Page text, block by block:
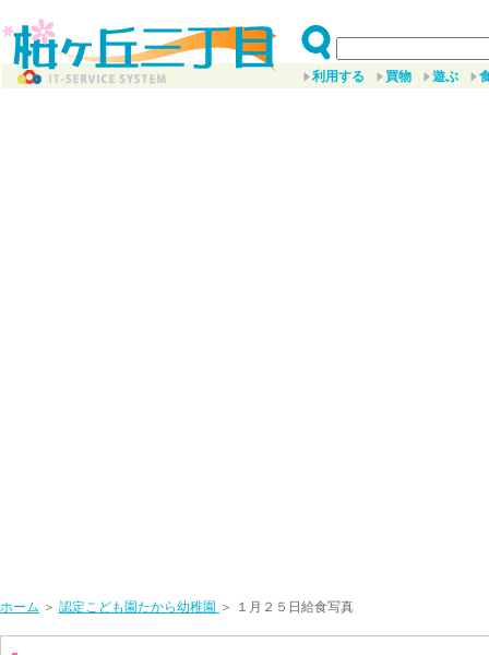
利用する 買物 遊ぶ
ホーム ＞ 認定こども園たから幼稚園 ＞ １月２５日給食写真